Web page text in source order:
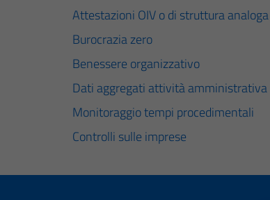
Attestazioni OIV o di struttura analoga
Burocrazia zero
Benessere organizzativo
Dati aggregati attività amministrativa
Monitoraggio tempi procedimentali
Controlli sulle imprese